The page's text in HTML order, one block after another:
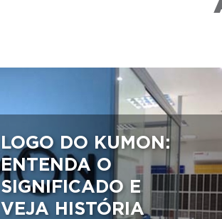
LOGO DO KUMON:
ENTENDA O
SIGNIFICADO E
VEJA HISTÓRIA